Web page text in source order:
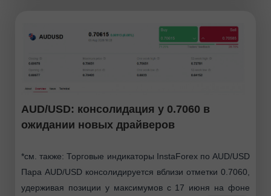
AUD/USD: консолидация у 0.7060 в
ожидании новых драйверов
*см. также: Торговые индикаторы InstaForex по AUD/USD
Пара AUD/USD консолидируется вблизи отметки 0.7060,
удерживая позиции у максимумов с 17 июня на фоне